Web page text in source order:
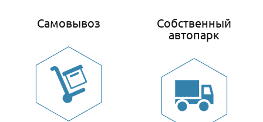
Самовывоз
Собственный
автопарк